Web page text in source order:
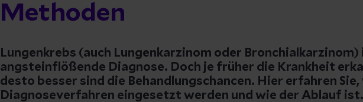
Methoden
Lungenkrebs (auch Lungenkarzinom oder Bronchialkarzinom)
angsteinflößende Diagnose. Doch je früher die Krankheit
desto besser sind die Behandlungschancen. Hier erfahren Sie,
Diagnoseverfahren eingesetzt werden und wie der Ablauf ist.